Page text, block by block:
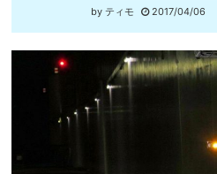
by ティモ 2017/04/06